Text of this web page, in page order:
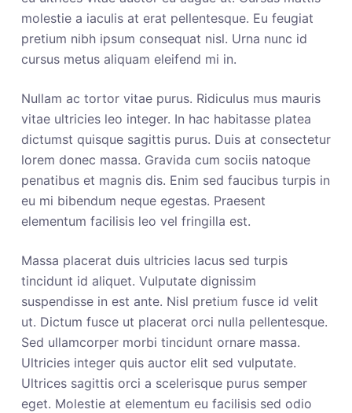
molestie a iaculis at erat pellentesque. Eu feugiat
pretium nibh ipsum consequat nisl. Urna nunc id
cursus metus aliquam eleifend mi in.
Nullam ac tortor vitae purus. Ridiculus mus mauris
vitae ultricies leo integer. In hac habitasse platea
dictumst quisque sagittis purus. Duis at consectetur
lorem donec massa. Gravida cum sociis natoque
penatibus et magnis dis. Enim sed faucibus turpis in
eu mi bibendum neque egestas. Praesent
elementum facilisis leo vel fringilla est.
Massa placerat duis ultricies lacus sed turpis
tincidunt id aliquet. Vulputate dignissim
suspendisse in est ante. Nisl pretium fusce id velit
ut. Dictum fusce ut placerat orci nulla pellentesque.
Sed ullamcorper morbi tincidunt ornare massa.
Ultricies integer quis auctor elit sed vulputate.
Ultrices sagittis orci a scelerisque purus semper
eget. Molestie at elementum eu facilisis sed odio